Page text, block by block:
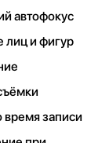
автофокус
лиц и фигур
время записи